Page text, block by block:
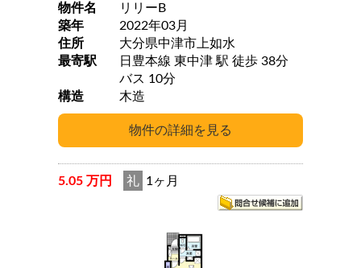
物件名
リリーB
築年
2022年03月
住所
大分県中津市上如水
最寄駅
日豊本線 東中津 駅 徒歩 38分
バス 10分
構造
木造
5.05 万円 礼 1ヶ月